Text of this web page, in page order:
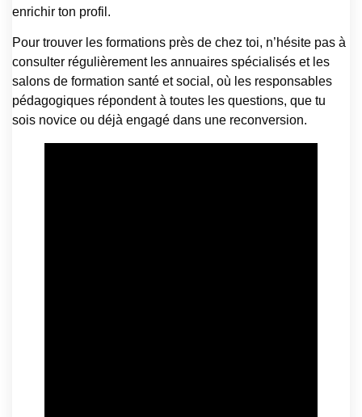
enrichir ton profil.
Pour trouver les formations près de chez toi, n’hésite pas à
consulter régulièrement les annuaires spécialisés et les
salons de formation santé et social, où les responsables
pédagogiques répondent à toutes les questions, que tu
sois novice ou déjà engagé dans une reconversion.